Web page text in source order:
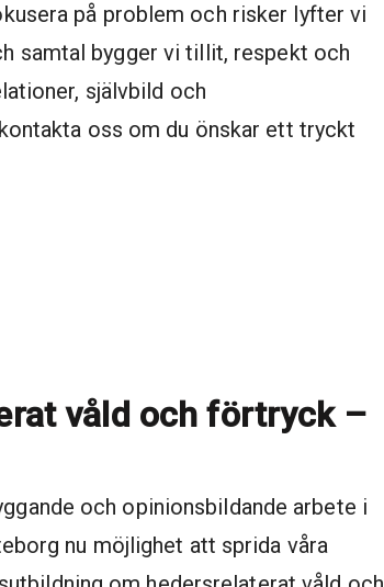
på problem och risker lyfter vi
samtal bygger vi tillit, respekt och
självbild och
oss om du önskar ett tryckt
våld och förtryck –
och opinionsbildande arbete i
nu möjlighet att sprida våra